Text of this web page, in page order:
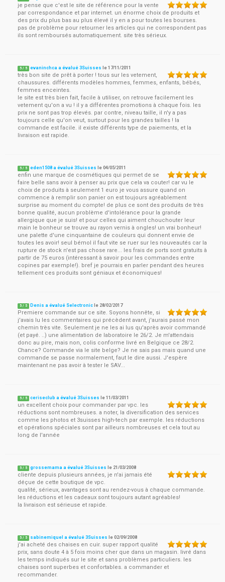
je pense que c'est le site de référence pour la vente
par correspondance et par internet. un énorme choix de produits et
des prix du plus bas au plus élevé il y en a pour toutes les bourses.
pas de problème pour retourner les articles qui ne correspondent pas
ils sont remboursés automatiquement. site très sérieux.
5 / 5 evaninchca a évalué 3Suisses le17/11/2011
très bon site de prêt à porter ! tous sur les vetement,
chaussures. différents modèles hommes, femmes, enfants, bébés,
femmes enceintes.
le site est très bien fait, facile à utiliser, on retrouve facilement les
vetement qu'on a vu ! il y a différentes promotions à chaque fois. les
prix ne sont pas trop élevés. par contre, niveau taille, il n'y a pas
toujours celle qu'on veut, surtout pour les grandes tailles ! la
commande est facile. il existe différents type de paiements, et la
livraison est rapide.
5 / 5 eden1508 a évalué 3Suisses le04/05/2011
enfin une marque de cosmétiques qui permet de se
faire belle sans avoir à penser au prix que cela va couter! car vu le
choix de produits à seulement 1 euro je vous assure quand on
commence à remplir son panier on est toujours agréablement
surprise au moment du compte! de plus ce sont des produits de très
bonne qualité, aucun problème d'intolérance pour la grande
allergique que je suis! et pour celles qui aiment chouchouter leur
main le bonheur se trouve au rayon vernis à ongles! un vrai bonheur!
une palette d'une cinquantaine de couleurs qui donnent envie de
toutes les avoir! seul bémol il faut vite se ruer sur les nouveautés car la
rupture de stock n'est pas chose rare... les frais de ports sont gratuits à
partir de 75 euros (intéressant à savoir pour les commandes entre
copines par exemple!). bref je pourrais en parler pendant des heures
tellement ces produits sont géniaux et économiques!
5 / 5 Denis a évalué Selectronic le 28/02/2017
Premiere commande sur ce site. Soyons honnête, si
j'avais lu les commentaires qui précèdent avant, j'aurais passé mon
chemin très vite. Seulement je ne les ai lus qu'après avoir commandé
(et payé. ..) une alimentation de laboratoire le 26/2. Je m'attendais
donc au pire, mais non, colis conforme livré en Belgique ce 28/2.
Chance? Commande via le site belge? Je ne sais pas mais quand une
commande se passe normalement, faut le dire aussi. J'espère
maintenant ne pas avoir à tester le SAV...
5 / 5 ceriseclub a évalué 3Suisses le11/03/2011
un excellent choix pour commander par vpc. les
réductions sont nombreuses. a noter, la diversification des services
comme les photos et 3suisses high-tech par exemple. les réductions
et opérations spéciales sont par ailleurs nombreuses et cela tout au
long de l'année
5 / 5 grossemama a évalué 3Suisses le 21/03/2008
cliente depuis plusieurs années, je n'ai jamais été
déçue de cette boutique de vpc.
qualité, sérieux, avantages sont au rendez-vous à chaque commande.
les réductions et les cadeaux sont toujours autant agréables!
la livraison est sérieuse et rapide.
5 / 5 sabinemiquel a évalué 3Suisses le02/09/2008
j'ai acheté des chaises en cuir. super rapport qualité
prix, sans doute 4 à 5 fois moins cher que dans un magasin. livré dans
les temps indiqués sur le site et sans problèmes particuliers. les
chaises sont superbes et confortables. a commander et
recommander.